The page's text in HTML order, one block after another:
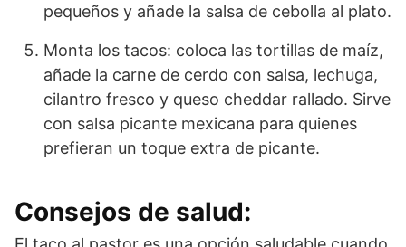
pequeños y añade la salsa de cebolla al plato.
Monta los tacos: coloca las tortillas de maíz,
añade la carne de cerdo con salsa, lechuga,
cilantro fresco y queso cheddar rallado. Sirve
con salsa picante mexicana para quienes
prefieran un toque extra de picante.
Consejos de salud: